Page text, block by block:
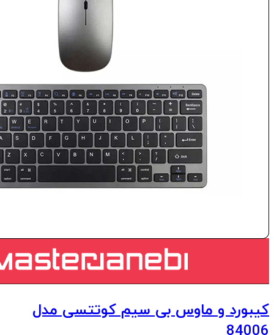
کیبورد و ماوس بی سیم کوتتسی مدل